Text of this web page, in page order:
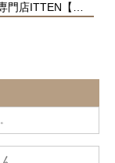
門店ITTEN【…